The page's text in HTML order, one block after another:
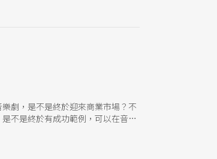
劇，是不是終於迎來商業市場？不
不是終於有成功範例，可以在音樂